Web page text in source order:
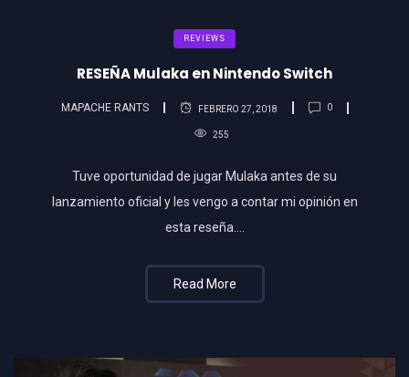
REVIEWS
RESEÑA Mulaka en Nintendo Switch
MAPACHE RANTS FEBRERO 27, 2018 0
255
Tuve oportunidad de jugar Mulaka antes de su
lanzamiento oficial y les vengo a contar mi opinión en
esta reseña….
Read More